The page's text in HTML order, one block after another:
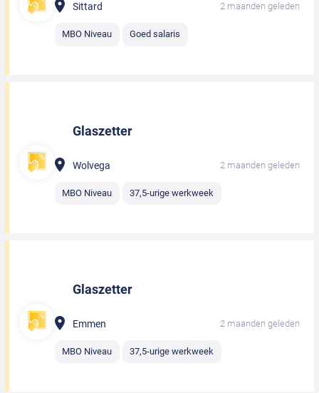
Sittard 2 maanden geleden
MBO Niveau Goed salaris
Glaszetter
Wolvega 2 maanden geleden
MBO Niveau 37,5-urige werkweek
Glaszetter
Emmen 2 maanden geleden
MBO Niveau 37,5-urige werkweek